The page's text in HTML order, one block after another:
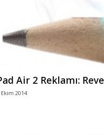
r
Air 2 Reklamı:
Ekim 2014